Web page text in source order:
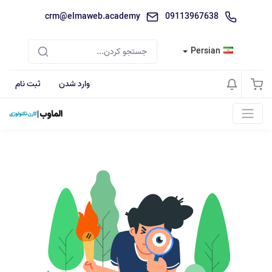
09113967638
crm@elmaweb.academy
Persian
وارد شدن ثبت نام